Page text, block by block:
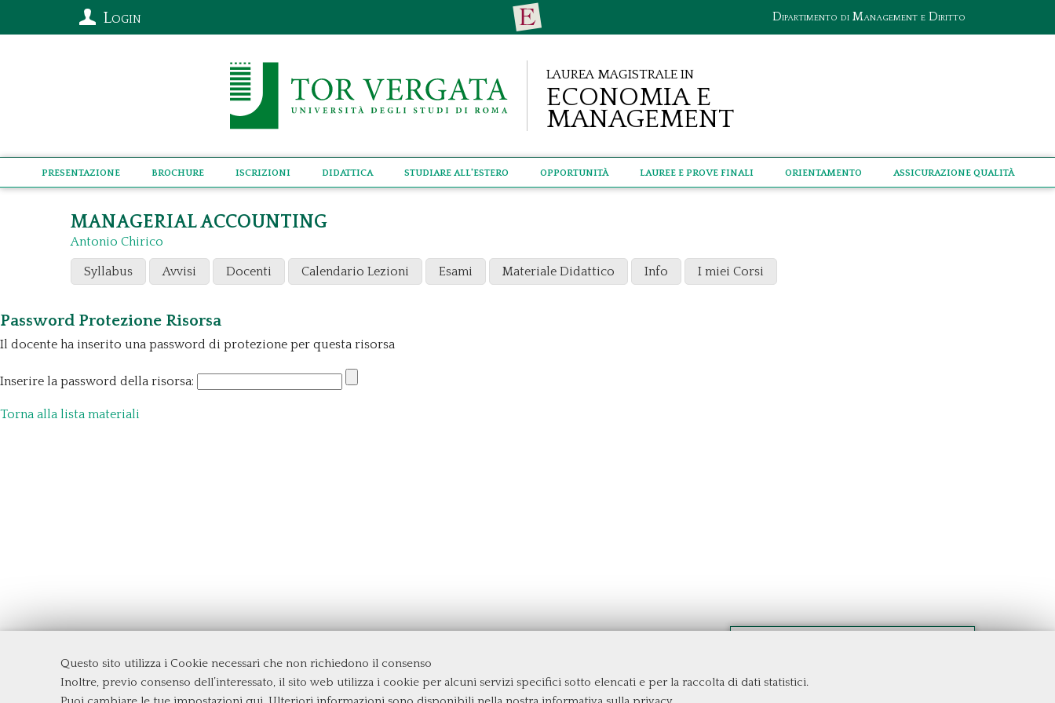
Questo sito utilizza i Cookie necessari che non richiedono il consenso
Inoltre, previo consenso dell’interessato, il sito web utilizza i cookie per alcuni servizi specifici sotto elencati e per la raccolta di dati statistici.
Dipartimento di Management e Diritto
Login
Laurea Magistrale in
Economia e
Management
Presentazione Brochure Iscrizioni Didattica Studiare all'estero Opportunità Lauree e Prove Finali Orientamento Assicurazione qualità
MANAGERIAL ACCOUNTING
Antonio Chirico
Syllabus Avvisi Docenti Calendario Lezioni Esami Materiale Didattico Info I miei Corsi
Password Protezione Risorsa
Il docente ha inserito una password di protezione per questa risorsa
Inserire la password della risorsa:
Torna alla lista materiali
Dipartimento di Management e Diritto
Università degli Studi di RomaTor Vergata